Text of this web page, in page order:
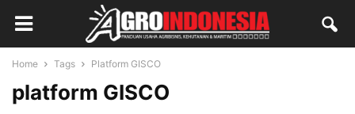
Home Tags Platform GISCO
platform GISCO